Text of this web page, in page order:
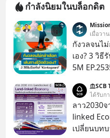
กำลังนิยมในบล็อกดิต
เมื่อวา
กังวลจนไ
เอง? 3 วิธี
5M
เรื่องใหญ่
ชีวิตเกิดจา
ทางเลือกม
แล้วก็จะเห็
SCB
ได้รับก
ลาว2030
linked
เปลี่ยนบท